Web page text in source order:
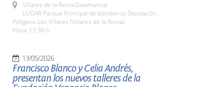
Villares de la Reina (Salamanca)
LUGAR Parque Principal de bomberos Diputación.
Polígono Los Villares (Villares de la Reina).
Hora: 11:30 h.
13/05/2026
Francisco Blanco y Celia Andrés,
presentan los nuevos talleres de la